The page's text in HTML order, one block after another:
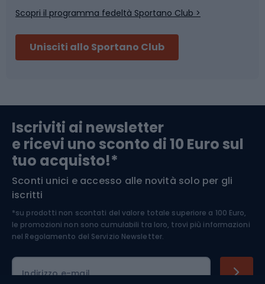
Abbigliamento da escursionismo
Componenti per biciclette
Arrampicata
Medicina dello sport
Abbigliamento ciclistico
Scopri il programma fedeltà Sportano Club >
Unisciti allo Sportano Club
Iscriviti ai newsletter
e ricevi uno sconto di 10 Euro sul
tuo acquisto!*
Sconti unici e accesso alle novità solo per gli
iscritti
*su prodotti non scontati del valore totale superiore a 100 Euro,
le promozioni non sono cumulabili tra loro, trovi più informazioni
nel Regolamento del Servizio Newsletter.
Indirizzo e-mail